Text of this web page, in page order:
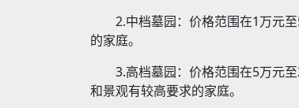
2.中档墓园：价格范围在1万元
的家庭。
3.高档墓园：价格范围在5万元
和景观有较高要求的家庭。